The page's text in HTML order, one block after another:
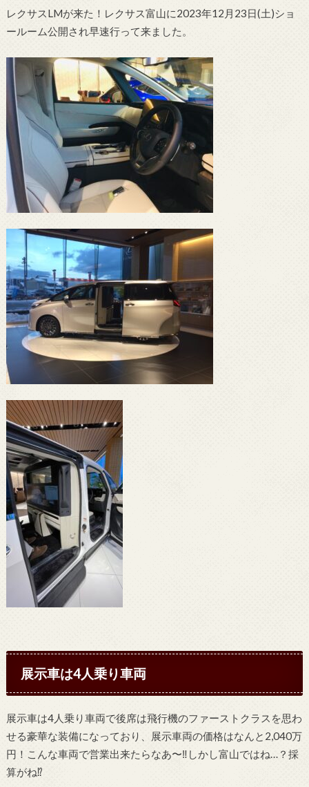
レクサスLMが来た！レクサス富山に2023年12月23日(土)ショ
ールーム公開され早速行って来ました。
展示車は4人乗り車両
展示車は4人乗り車両で後席は飛行機のファーストクラスを思わ
せる豪華な装備になっており、展示車両の価格はなんと2,040万
円！こんな車両で営業出来たらなあ〜‼︎しかし富山ではね…？採
算がね⁉︎